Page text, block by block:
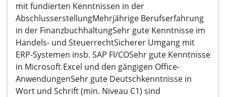
mit fundierten Kenntnissen in der
AbschlusserstellungMehrjährige Berufserfahrung
in der FinanzbuchhaltungSehr gute Kenntnisse im
Handels- und SteuerrechtSicherer Umgang mit
ERP-Systemen insb. SAP FI/COSehr gute Kenntnisse
in Microsoft Excel und den gängigen Office-
AnwendungenSehr gute Deutschkenntnisse in
Wort und Schrift (min. Niveau C1) sind